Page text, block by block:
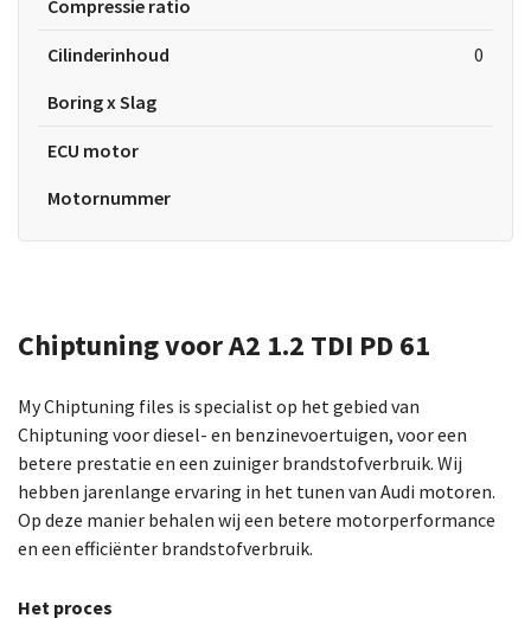
Compressie ratio
Cilinderinhoud
0
Boring x Slag
ECU motor
Motornummer
Chiptuning voor A2 1.2 TDI PD 61
My Chiptuning files is specialist op het gebied van
Chiptuning voor diesel- en benzinevoertuigen, voor een
betere prestatie en een zuiniger brandstofverbruik. Wij
hebben jarenlange ervaring in het tunen van Audi motoren.
Op deze manier behalen wij een betere motorperformance
en een efficiënter brandstofverbruik.
Het proces